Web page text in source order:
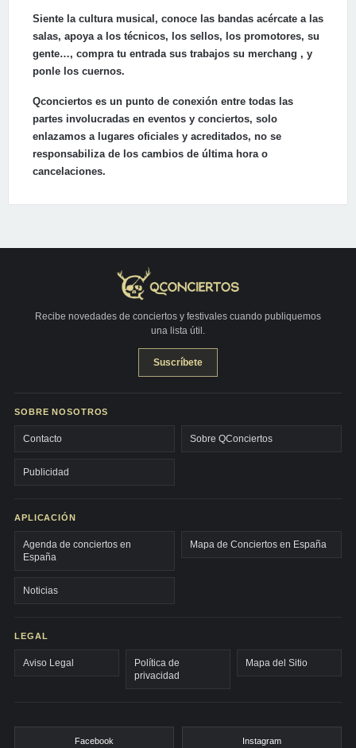
Siente la cultura musical, conoce las bandas acércate a las
salas, apoya a los técnicos, los sellos, los promotores, su
gente…, compra tu entrada sus trabajos su merchang , y
ponle los cuernos.
Qconciertos es un punto de conexión entre todas las
partes involucradas en eventos y conciertos, solo
enlazamos a lugares oficiales y acreditados, no se
responsabiliza de los cambios de última hora o
cancelaciones.
Recibe novedades de conciertos y festivales cuando publiquemos
una lista útil.
Suscríbete
SOBRE NOSOTROS
Contacto Sobre QConciertos
Publicidad
APLICACIÓN
Agenda de conciertos en
España
Mapa de Conciertos en España
Noticias
LEGAL
Aviso Legal
Política de
privacidad
Mapa del Sitio
Facebook Instagram